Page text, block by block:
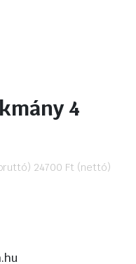
4
Ft.
24700 Ft (nettó)